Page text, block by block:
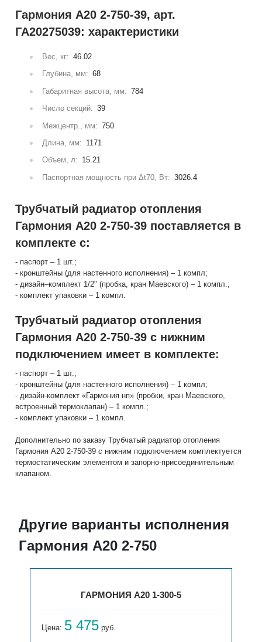
Гармония А20 2-750-39, арт.
ГА20275039: характеристики
Вес, кг: 46.02
Глубина, мм: 68
Габаритная высота, мм: 784
Число секций: 39
Межцентр., мм: 750
Длина, мм: 1171
Объем, л: 15.21
Паспортная мощность при Δt70, Вт: 3026.4
Трубчатый радиатор отопления
Гармония А20 2-750-39 поставляется в
комплекте с:
- паспорт – 1 шт.;
- кронштейны (для настенного исполнения) – 1 компл;
- дизайн–комплект 1/2" (пробка, кран Маевского) – 1 компл.;
- комплект упаковки – 1 компл.
Трубчатый радиатор отопления
Гармония А20 2-750-39 с нижним
подключением имеет в комплекте:
- паспорт – 1 шт.;
- кронштейны (для настенного исполнения) – 1 компл;
- дизайн-комплект «Гармония нп» (пробки, кран Маевского,
встроенный термоклапан) – 1 компл.;
- комплект упаковки – 1 компл.
Дополнительно по заказу Трубчатый радиатор отопления
Гармония А20 2-750-39 с нижним подключением комплектуется
термостатическим элементом и запорно-присоединительным
клапаном.
Другие варианты исполнения
Гармония А20 2-750
ГАРМОНИЯ А20 1-300-5
Цена: 5 475 руб.